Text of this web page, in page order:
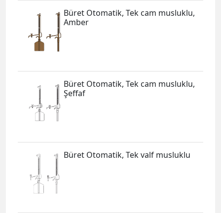
Büret Otomatik, Tek cam musluklu,
Amber
Büret Otomatik, Tek cam musluklu,
Şeffaf
Büret Otomatik, Tek valf musluklu